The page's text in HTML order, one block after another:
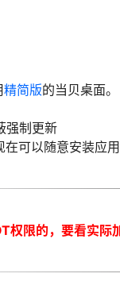
精简版的当贝桌面。
强制更新
可以随意安装应用
权限的，要看实际